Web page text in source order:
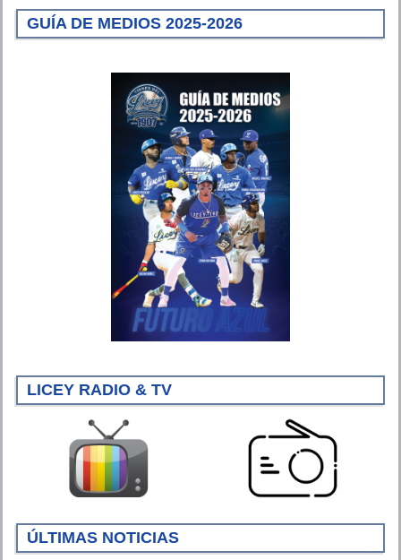
GUÍA DE MEDIOS 2025-2026
LICEY RADIO & TV
ÚLTIMAS NOTICIAS